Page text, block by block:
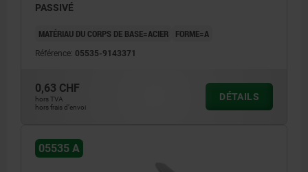
PASSIVÉ
MATÉRIAU DU CORPS DE BASE=ACIER FORME=A
Référence: 05535-9143371
0,63 CHF
hors TVA
hors frais d’envoi
DÉTAILS
05535 A